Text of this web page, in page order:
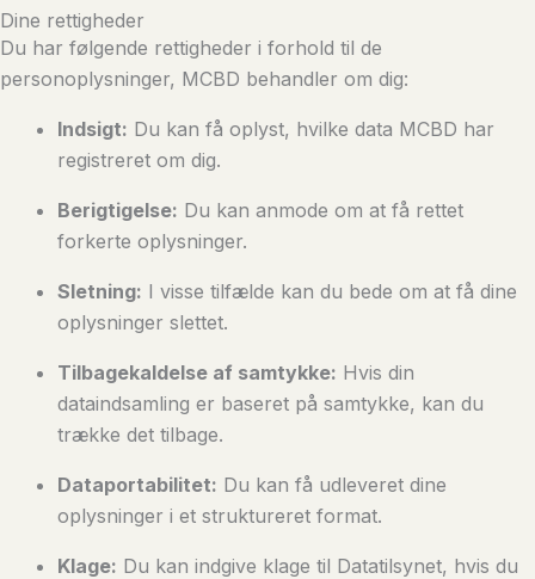
Dine rettigheder
Du har følgende rettigheder i forhold til de
personoplysninger, MCBD behandler om dig:
Indsigt: Du kan få oplyst, hvilke data MCBD har
registreret om dig.
Berigtigelse: Du kan anmode om at få rettet
forkerte oplysninger.
Sletning: I visse tilfælde kan du bede om at få dine
oplysninger slettet.
Tilbagekaldelse af samtykke: Hvis din
dataindsamling er baseret på samtykke, kan du
trække det tilbage.
Dataportabilitet: Du kan få udleveret dine
oplysninger i et struktureret format.
Klage: Du kan indgive klage til Datatilsynet, hvis du